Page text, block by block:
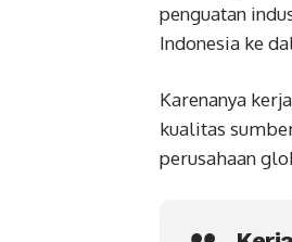
penguatan
Indonesia ke
Karenanya
kualitas
perusahaan